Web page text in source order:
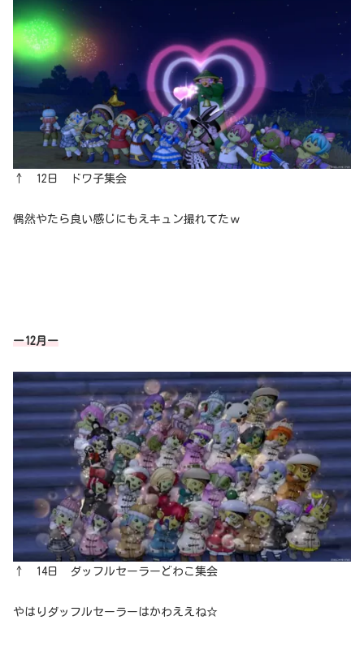
↑ 12日 ドワ子集会
偶然やたら良い感じにもえキュン撮れてたｗ
ー12月ー
↑ 14日 ダッフルセーラーどわこ集会
やはりダッフルセーラーはかわええね☆